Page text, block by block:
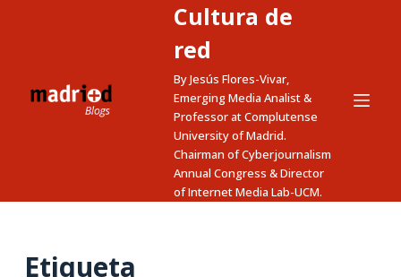
c
Cultura de
red
By Jesús Flores-Vivar,
Emerging Media Analist &
Professor at Complutense
University of Madrid.
Chairman of Cyberjournalism
Annual Congress & Director
of Internet Media Lab-UCM.
Etiqueta